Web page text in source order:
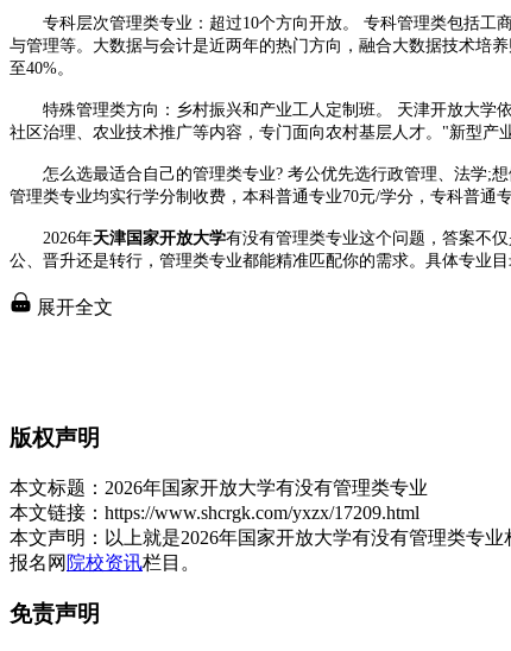
专科层次管理类专业：超过10个方向开放。 专科管理类包括工
与管理等。大数据与会计是近两年的热门方向，融合大数据技术培
至40%。
特殊管理类方向：乡村振兴和产业工人定制班。 天津开放大学依
社区治理、农业技术推广等内容，专门面向农村基层人才。"新型产
怎么选最适合自己的管理类专业? 考公优先选行政管理、法学;想
管理类专业均实行学分制收费，本科普通专业70元/学分，专科普通
2026年天津国家开放大学有没有管理类专业这个问题，答案不
公、晋升还是转行，管理类专业都能精准匹配你的需求。具体专业
展开全文
版权声明
本文标题： 2026年国家开放大学有没有管理类专业
本文链接： https://www.shcrgk.com/yxzx/17209.html
本文声明： 以上就是2026年国家开放大学有没有管理类专
报名网 院校资讯栏目。
免责声明